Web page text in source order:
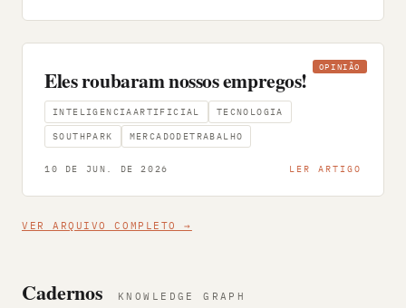
OPINIÃO
Eles roubaram nossos empregos!
INTELIGENCIAARTIFICIAL TECNOLOGIA
SOUTHPARK MERCADODETRABALHO
10 DE JUN. DE 2026 LER ARTIGO
VER ARQUIVO COMPLETO →
Cadernos KNOWLEDGE GRAPH